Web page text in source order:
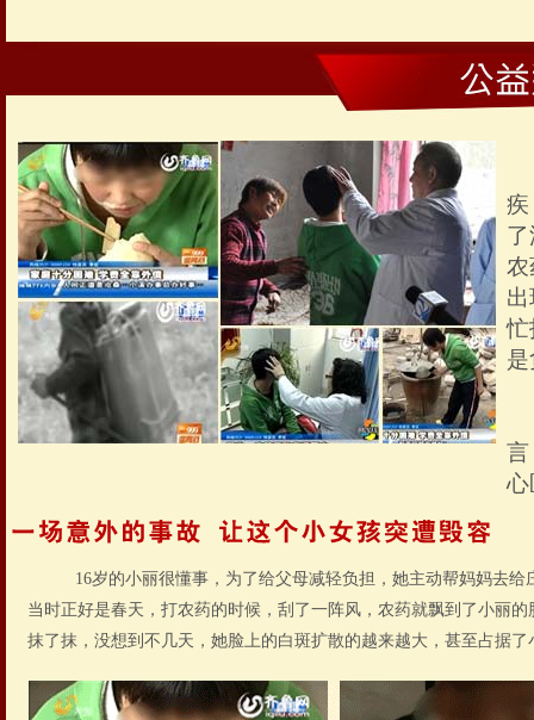
疾
农
忙
言
16岁的小丽很懂事，为了给父母减轻负担，她主动帮妈妈去给
当时正好是春天，打农药的时候，刮了一阵风，农药就飘到了小丽的
抹了抹，没想到不几天，她脸上的白斑扩散的越来越大，甚至占据了